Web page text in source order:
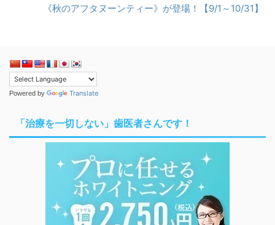
《秋のアフタヌーンティー》が登場！【9/1～10/31】
Powered by Translate
「治療を一切しない」歯医者さんです！